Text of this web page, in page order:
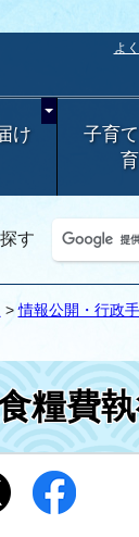
よ
け
子育
育
す
>情報公開・行政
糧費